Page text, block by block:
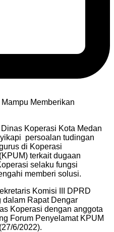
Koperasi Kota Medan
persoalan tudingan
di Koperasi
terkait dugaan
selaku fungsi
memberi solusi.
Komisi III DPRD
dalam Rapat Dengar
Koperasi dengan anggota
Forum Penyelamat KPUM
6/2022).